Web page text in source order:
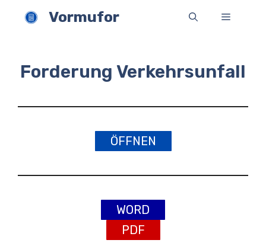
Inhalt
Vormufor Menü
Forderung Verkehrsunfall
ÖFFNEN
WORD
PDF